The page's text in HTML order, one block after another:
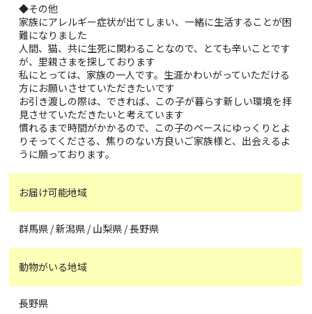
◆その他
家族にアレルギー症状が出てしまい、一緒に生活することが困
難になりました
人間、猫、共に生死に関わることなので、とても辛いことです
が、里親さまを探しております
私にとっては、家族の一人です。生涯かわいがっていただける
方にお願いさせていただきたいです
お引き渡しの際は、できれば、この子が暮らす新しい環境を拝
見させていただきたいと考えています
慣れるまで時間がかかるので、この子のペースにゆっくりとよ
りそってくださる、焦りのない方良いご家族様と、出会えるよ
うに願っております。
お届け可能地域
群馬県 / 新潟県 / 山梨県 / 長野県
動物がいる地域
長野県